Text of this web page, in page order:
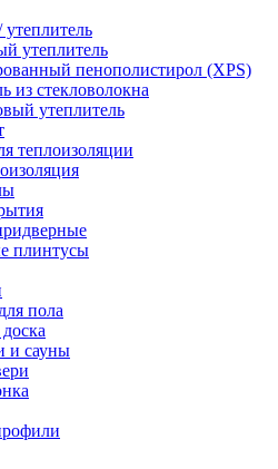
утеплитель
пенополистирол (XPS)
из стекловолокна
утеплитель
теплоизоляции
плинтусы
пола
и сауны